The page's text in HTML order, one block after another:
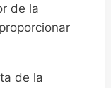
de la
de la